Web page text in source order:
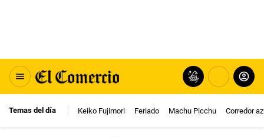
Temas del día Keiko Fujimori Feriado Machu Picchu Corredor